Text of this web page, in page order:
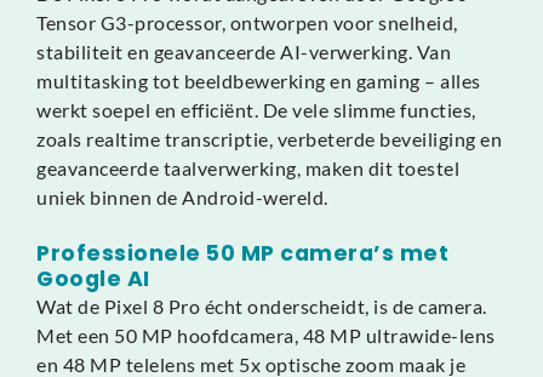
Tensor G3-processor, ontworpen voor snelheid,
stabiliteit en geavanceerde AI-verwerking. Van
multitasking tot beeldbewerking en gaming – alles
werkt soepel en efficiënt. De vele slimme functies,
zoals realtime transcriptie, verbeterde beveiliging en
geavanceerde taalverwerking, maken dit toestel
uniek binnen de Android-wereld.
Professionele 50 MP camera’s met
Google AI
Wat de Pixel 8 Pro écht onderscheidt, is de camera.
Met een 50 MP hoofdcamera, 48 MP ultrawide-lens
en 48 MP telelens met 5x optische zoom maak je